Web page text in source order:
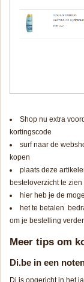
Shop nu extra
kortingscode
surf naar de
kopen
plaats deze
besteloverzicht te zien
hier heb je de
het te betalen
om je bestelling
Meer tips om
Di.be in een